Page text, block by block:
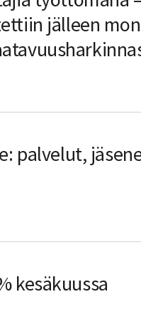
jälleen
palvelut,
kesäkuussa